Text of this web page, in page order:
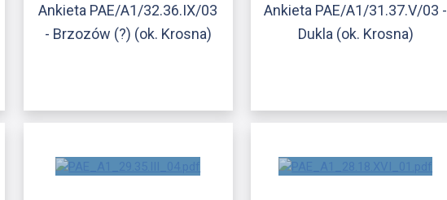
Ankieta PAE/A1/32.36.IX/03
- Brzozów (?) (ok. Krosna)
Ankieta PAE/A1/31.37.V/03 -
Dukla (ok. Krosna)